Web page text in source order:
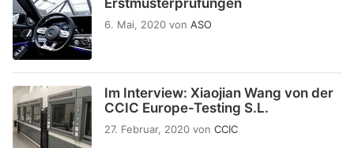
Erstmusterprüfungen
6. Mai, 2020 von ASO
Im Interview: Xiaojian Wang von der
CCIC Europe-Testing S.L.
27. Februar, 2020 von CCIC